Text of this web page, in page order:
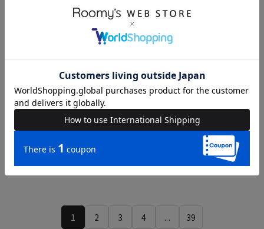
165cm
DOUBLE NAME
1 2 3 4 ... 39